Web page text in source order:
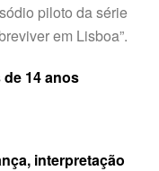
piloto da série
em Lisboa”.
14 anos
interpretação